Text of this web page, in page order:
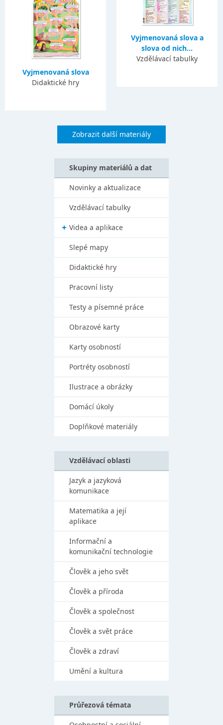
Vyjmenovaná slova
Didaktické hry
Vyjmenovaná slova a
slova od nich...
Vzdělávací tabulky
Zobrazit další materiály
Skupiny materiálů a dat
Novinky a aktualizace
Vzdělávací tabulky
Videa a aplikace
Slepé mapy
Didaktické hry
Pracovní listy
Testy a písemné práce
Obrazové karty
Karty osobností
Portréty osobností
Ilustrace a obrázky
Domácí úkoly
Doplňkové materiály
Vzdělávací oblasti
Jazyk a jazyková
komunikace
Matematika a její
aplikace
Informační a
komunikační technologie
Člověk a jeho svět
Člověk a příroda
Člověk a společnost
Člověk a svět práce
Člověk a zdraví
Umění a kultura
Průřezová témata